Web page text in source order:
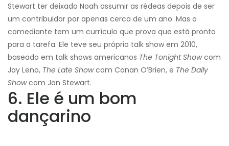
Stewart ter deixado Noah assumir as rédeas depois de ser
um contribuidor por apenas cerca de um ano. Mas o
comediante tem um currículo que prova que está pronto
para a tarefa. Ele teve seu próprio talk show em 2010,
baseado em talk shows americanos The Tonight Showcom
Jay Leno, The Late Showcom Conan O’Brien, e The Daily
Showcom Jon Stewart.
6. Ele é um bom
dançarino